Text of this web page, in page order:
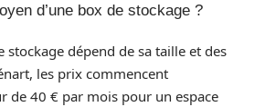
d’une box de stockage ?
stockage dépend de sa taille et des
les prix commencent
de 40 € par mois pour un espace